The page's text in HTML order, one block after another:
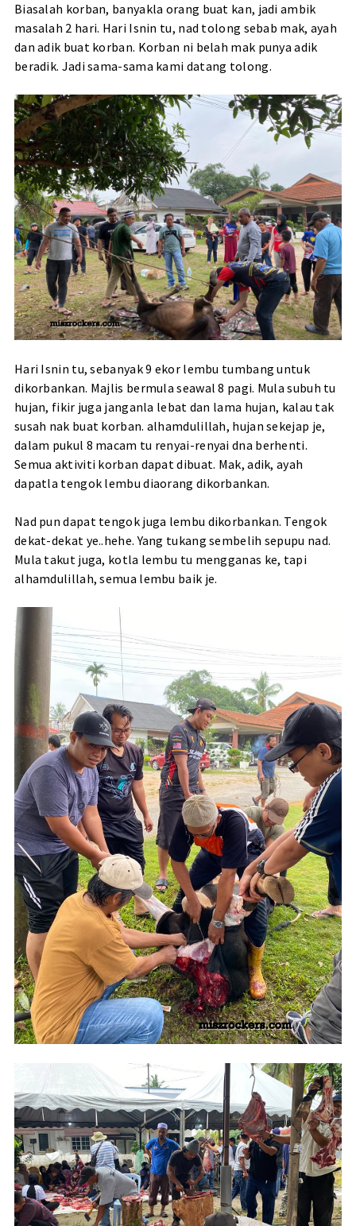
Biasalah korban, banyakla orang buat kan, jadi ambik
masalah 2 hari. Hari Isnin tu, nad tolong sebab mak, ayah
dan adik buat korban. Korban ni belah mak punya adik
beradik. Jadi sama-sama kami datang tolong.
Hari Isnin tu, sebanyak 9 ekor lembu tumbang untuk
dikorbankan. Majlis bermula seawal 8 pagi. Mula subuh tu
hujan, fikir juga janganla lebat dan lama hujan, kalau tak
susah nak buat korban. alhamdulillah, hujan sekejap je,
dalam pukul 8 macam tu renyai-renyai dna berhenti.
Semua aktiviti korban dapat dibuat. Mak, adik, ayah
dapatla tengok lembu diaorang dikorbankan.
Nad pun dapat tengok juga lembu dikorbankan. Tengok
dekat-dekat ye..hehe. Yang tukang sembelih sepupu nad.
Mula takut juga, kotla lembu tu mengganas ke, tapi
alhamdulillah, semua lembu baik je.